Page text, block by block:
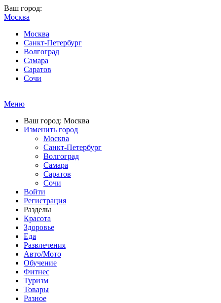
Ваш город:
Москва
Москва
Санкт-Петербург
Волгоград
Самара
Саратов
Сочи
Меню
Ваш город: Москва
Изменить город
Москва
Санкт-Петербург
Волгоград
Самара
Саратов
Сочи
Войти
Регистрация
Разделы
Красота
Здоровье
Еда
Развлечения
Авто/Мото
Обучение
Фитнес
Туризм
Товары
Разное